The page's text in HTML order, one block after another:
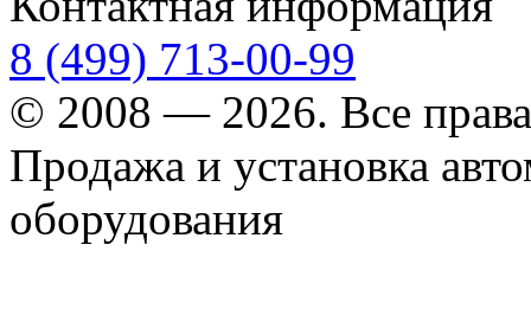
8 (499) 713-00-99
© 2008 — 2026. Все
Продажа и установка
оборудования